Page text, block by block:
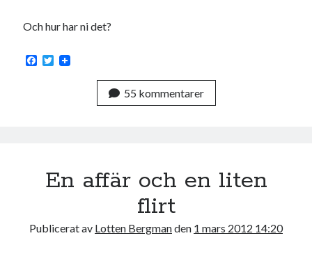
Och hur har ni det?
F
T
55 kommentarer
En affär och en liten
flirt
Publicerat av Lotten Bergmanden 1 mars 2012 14:20